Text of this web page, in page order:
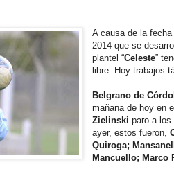
A causa de la
2014 que se
plantel “Celeste”
libre. Hoy trabajos
Belgrano de
mañana de hoy en
Zielinski paro a
ayer, estos fueron,
Quiroga;
Mancuello; Marco